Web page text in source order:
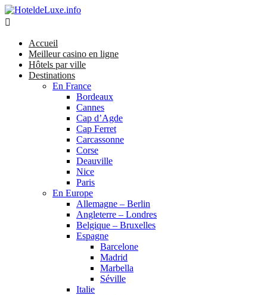

Accueil
Meilleur casino en ligne
Hôtels par ville
Destinations
En France
Bordeaux
Cannes
Cap d’Agde
Cap Ferret
Carcassonne
Corse
Deauville
Nice
Paris
En Europe
Allemagne – Berlin
Angleterre – Londres
Belgique – Bruxelles
Espagne
Barcelone
Madrid
Marbella
Séville
Italie